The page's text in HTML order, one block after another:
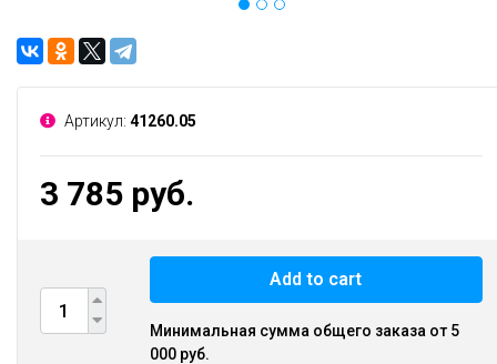
Артикул: 41260.05
3 785 руб.
Add to cart
Минимальная сумма общего заказа от 5
000 руб.